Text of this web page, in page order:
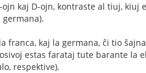
kaj D-ojn, kontraste al tiuj,
franca, kaj la germana, ĉi tio
estas farataj tute barante la
respektive).